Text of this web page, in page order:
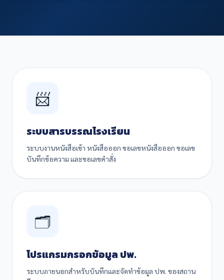
📨
ระบบสารบรรณโรงเรียน
ระบบงานหนังสือเข้า หนังสือออก ขอเลขหนังสือออก ขอเลข
บันทึกข้อความ และขอเลขคำสั่ง
🗂️
โปรแกรมกรอกข้อมูล ปพ.
ระบบภายนอกสำหรับบันทึกและจัดทำข้อมูล ปพ. ของสถาน